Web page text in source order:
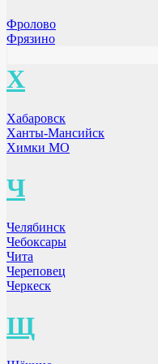
Фролово
Фрязино
Х
Хабаровск
Ханты-Мансийск
Химки МО
Ч
Челябинск
Чебоксары
Чита
Череповец
Черкеск
Щ